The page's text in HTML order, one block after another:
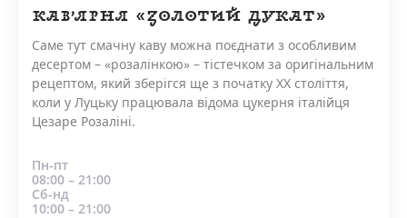
КАВ’ЯРНЯ «ЗОЛОТИЙ ДУКАТ»
Саме тут смачну каву можна поєднати з особливим
десертом – «розалінкою» – тістечком за оригінальним
рецептом, який зберігся ще з початку ХХ століття,
коли у Луцьку працювала відома цукерня італійця
Цезаре Розаліні.
Пн-пт
08:00 – 21:00
Сб-нд
10:00 – 21:00